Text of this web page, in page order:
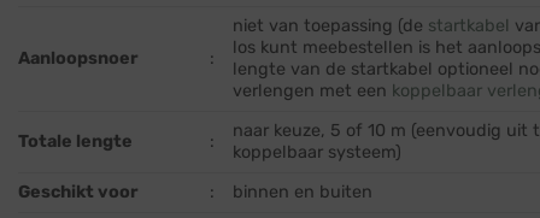
Aanloopsnoer :
niet van toepassing (de startkabel
los kunt meebestellen is het
lengte van de startkabel optioneel
verlengen met een koppelbaar
Totale lengte :
naar keuze, 5 of 10 m (eenvoudig uit
koppelbaar systeem)
Geschikt voor
:
binnen en buiten